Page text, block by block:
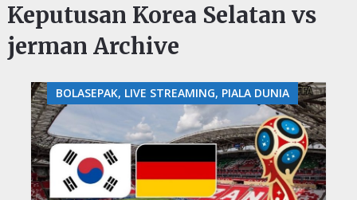
Keputusan Korea Selatan vs
jerman Archive
BOLASEPAK, LIVE STREAMING, PIALA DUNIA